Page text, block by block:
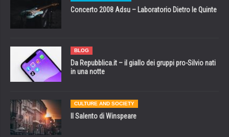
Concerto 2008 Adsu – Laboratorio Dietro le Quinte
BLOG
Da Repubblica.it – il giallo dei gruppi pro-Silvio nati
in una notte
CULTURE AND SOCIETY
Il Salento di Winspeare